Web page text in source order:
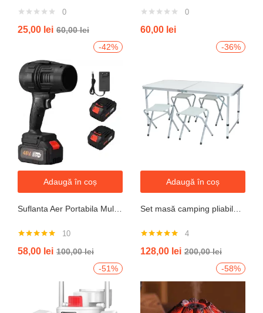
0
25,00 lei 60,00lei
0
60,00 lei
-42%
Adaugă în coș
4.90din 5
10
58,00 lei 100,00lei
-36%
Adaugă în coș
5.00din 5
4
128,00 lei 200,00lei
-51%
-58%